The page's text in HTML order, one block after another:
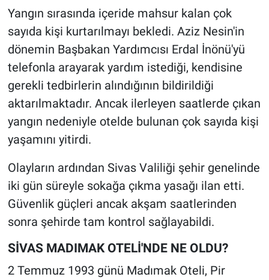
Yangın sırasında içeride mahsur kalan çok
sayıda kişi kurtarılmayı bekledi. Aziz Nesin'in
dönemin Başbakan Yardımcısı Erdal İnönü'yü
telefonla arayarak yardım istediği, kendisine
gerekli tedbirlerin alındığının bildirildiği
aktarılmaktadır. Ancak ilerleyen saatlerde çıkan
yangın nedeniyle otelde bulunan çok sayıda kişi
yaşamını yitirdi.
Olayların ardından Sivas Valiliği şehir genelinde
iki gün süreyle sokağa çıkma yasağı ilan etti.
Güvenlik güçleri ancak akşam saatlerinden
sonra şehirde tam kontrol sağlayabildi.
SİVAS MADIMAK OTELİ'NDE NE OLDU?
2 Temmuz 1993 günü Madımak Oteli, Pir